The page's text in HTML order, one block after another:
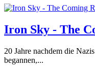
Iron Sky - The
20 Jahre nachdem die
begannen,...